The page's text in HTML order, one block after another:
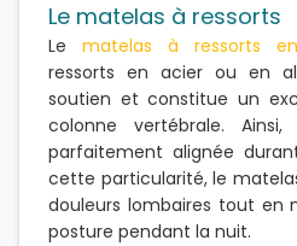
Le matelas à ressorts
Le matelas à ressorts
ressorts en acier ou en
soutien et constitue un
colonne vertébrale.
parfaitement alignée
cette particularité, le
douleurs lombaires tout en
posture pendant la nuit.